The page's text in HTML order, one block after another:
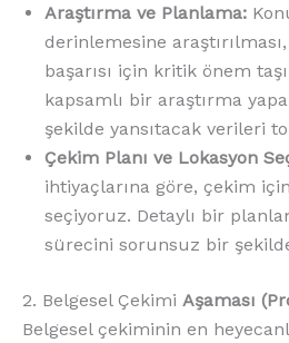
Araştırma ve Planlama:
derinlemesine
başarısı için kritik önem
kapsamlı bir araştırma
şekilde yansıtacak verileri
Çekim Planı ve Lokasyon
ihtiyaçlarına göre, çekim
seçiyoruz. Detaylı bir
sürecini sorunsuz bir
2. Belgesel Çekimi Aşaması
Belgesel çekiminin en